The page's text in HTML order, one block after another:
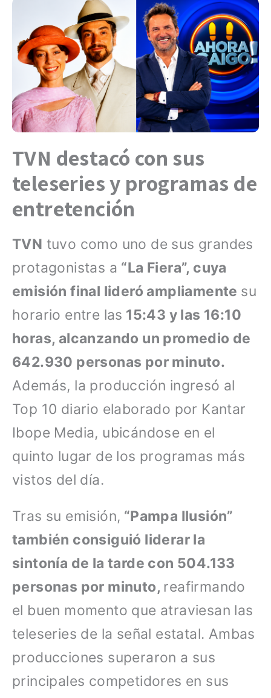
TVN destacó con sus
teleseries y programas de
entretención
TVN tuvo como uno de sus grandes
protagonistas a “La Fiera”, cuya
emisión final lideró ampliamente su
horario entre las 15:43 y las 16:10
horas, alcanzando un promedio de
642.930 personas por minuto.
Además, la producción ingresó al
Top 10 diario elaborado por Kantar
Ibope Media, ubicándose en el
quinto lugar de los programas más
vistos del día.
Tras su emisión, “Pampa Ilusión”
también consiguió liderar la
sintonía de la tarde con 504.133
personas por minuto, reafirmando
el buen momento que atraviesan las
teleseries de la señal estatal. Ambas
producciones superaron a sus
principales competidores en sus